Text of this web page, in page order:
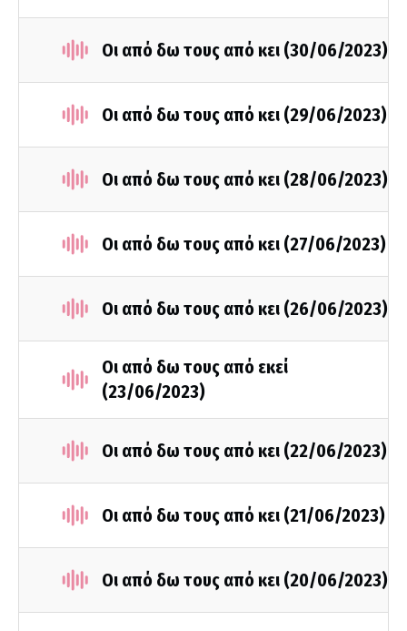
Οι από δω τους από κει (30/06/2023)
Οι από δω τους από κει (29/06/2023)
Οι από δω τους από κει (28/06/2023)
Οι από δω τους από κει (27/06/2023)
Οι από δω τους από κει (26/06/2023)
Οι από δω τους από εκεί
(23/06/2023)
Οι από δω τους από κει (22/06/2023)
Οι από δω τους από κει (21/06/2023)
Οι από δω τους από κει (20/06/2023)